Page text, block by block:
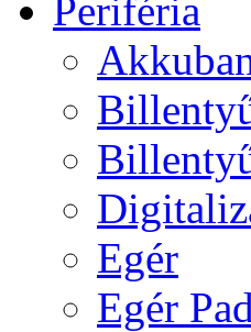
Periféria
Egér
Egér Pad